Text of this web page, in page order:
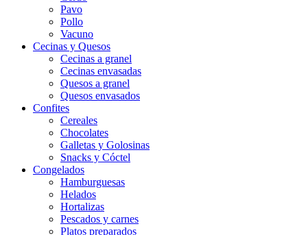
Pavo
Pollo
Vacuno
Cecinas y Quesos
Cecinas a granel
Cecinas envasadas
Quesos a granel
Quesos envasados
Confites
Cereales
Chocolates
Galletas y Golosinas
Snacks y Cóctel
Congelados
Hamburguesas
Helados
Hortalizas
Pescados y carnes
Platos preparados